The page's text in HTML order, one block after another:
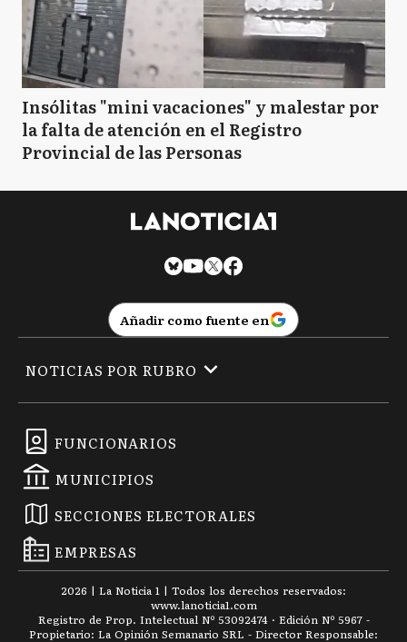
Insólitas "mini vacaciones" y malestar por
la falta de atención en el Registro
Provincial de las Personas
Añadir como fuente en
FUNCIONARIOS
MUNICIPIOS
SECCIONES ELECTORALES
EMPRESAS
NOTICIAS POR RUBRO
2026 | La Noticia 1 | Todos los derechos reservados:
www.lanoticia1.com
Registro de Prop. Intelectual Nº 53092474 · Edición Nº 5967 -
Propietario: La Opinión Semanario SRL - Director Responsable: